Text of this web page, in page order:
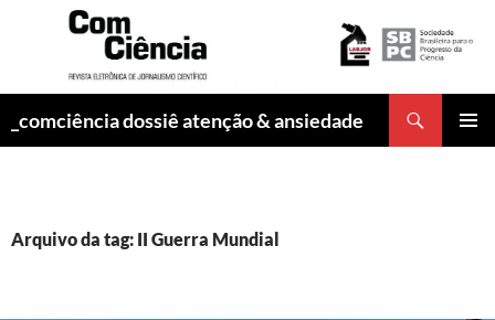
_comciência dossiê atenção & ansiedade
Arquivo da tag: II Guerra Mundial